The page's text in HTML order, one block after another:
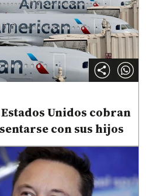
Unidos cobran
con sus hijos